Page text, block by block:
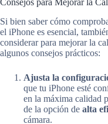
Consejos para Mejorar la
Si bien saber cómo
el iPhone es esencial,
considerar para mejorar la
algunos consejos prácticos:
Ajusta la
que tu iPhone esté
en la máxima calidad
de la opción de alta
cámara.